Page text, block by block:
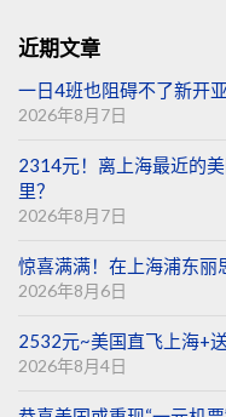
近期文章
一日4班也阻碍不了新开
2026年8月7日
2314元！离上海最近的
里？
2026年8月7日
惊喜满满！在上海浦东丽
2026年8月6日
2532元~美国直飞上海+
2026年8月4日